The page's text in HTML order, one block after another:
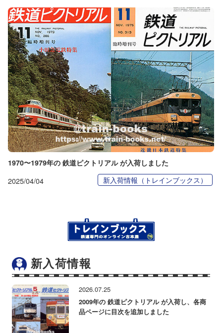
1970〜1979年の 鉄道ピクトリアル が入荷しました
2025/04/04 新入荷情報（トレインブックス）
新入荷情報
2026.07.25
2009年の 鉄道ピクトリアル が入荷し、各商
品ページに目次を追加しました